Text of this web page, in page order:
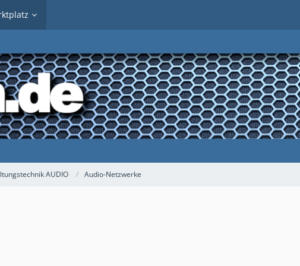
AUDIO Audio-Netzwerke